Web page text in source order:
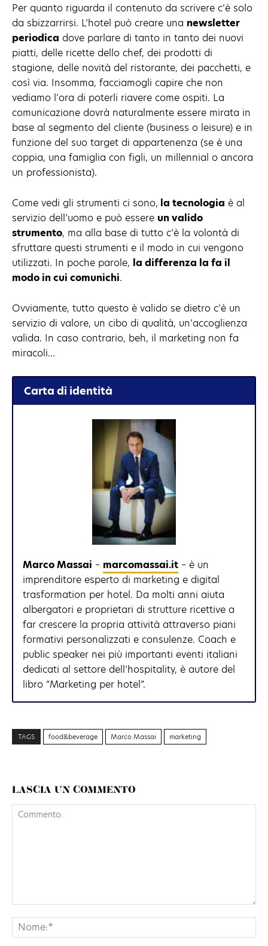
Per quanto riguarda il contenuto da scrivere c’è solo
da sbizzarrirsi. L’hotel può creare una newsletter
periodica dove parlare di tanto in tanto dei nuovi
piatti, delle ricette dello chef, dei prodotti di
stagione, delle novità del ristorante, dei pacchetti, e
così via. Insomma, facciamogli capire che non
vediamo l’ora di poterli riavere come ospiti. La
comunicazione dovrà naturalmente essere mirata in
base al segmento del cliente (business o leisure) e in
funzione del suo target di appartenenza (se è una
coppia, una famiglia con figli, un millennial o ancora
un professionista).
Come vedi gli strumenti ci sono, la tecnologia è al
servizio dell’uomo e può essere un valido
strumento, ma alla base di tutto c’è la volontà di
sfruttare questi strumenti e il modo in cui vengono
utilizzati. In poche parole, la differenza la fa il
modo in cui comunichi.
Ovviamente, tutto questo è valido se dietro c’è un
servizio di valore, un cibo di qualità, un’accoglienza
valida. In caso contrario, beh, il marketing non fa
miracoli…
Carta di identità
Marco Massai – marcomassai.it – è un
imprenditore esperto di marketing e digital
trasformation per hotel. Da molti anni aiuta
albergatori e proprietari di strutture ricettive a
far crescere la propria attività attraverso piani
formativi personalizzati e consulenze. Coach e
public speaker nei più importanti eventi italiani
dedicati al settore dell’hospitality, è autore del
libro “Marketing per hotel”.
TAGS food&beverage Marco Massai marketing
LASCIA UN COMMENTO